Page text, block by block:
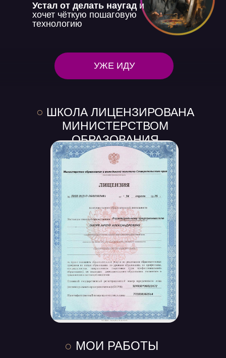
Устал от делать наугад и
хочет чёткую пошаговую
технологию
УЖЕ ИДУ
○ ШКОЛА ЛИЦЕНЗИРОВАНА
МИНИСТЕРСТВОМ
ОБРАЗОВАНИЯ
○ МОИ РАБОТЫ